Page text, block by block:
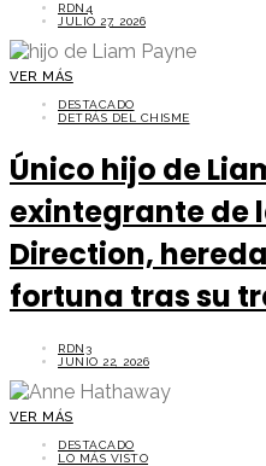
RDN4
JULIO 27, 2026
VER MÁS
DESTACADO
DETRÁS DEL CHISME
Único hijo de
exintegrante de
Direction,
fortuna tras su
RDN3
JUNIO 22, 2026
VER MÁS
DESTACADO
LO MÁS VISTO